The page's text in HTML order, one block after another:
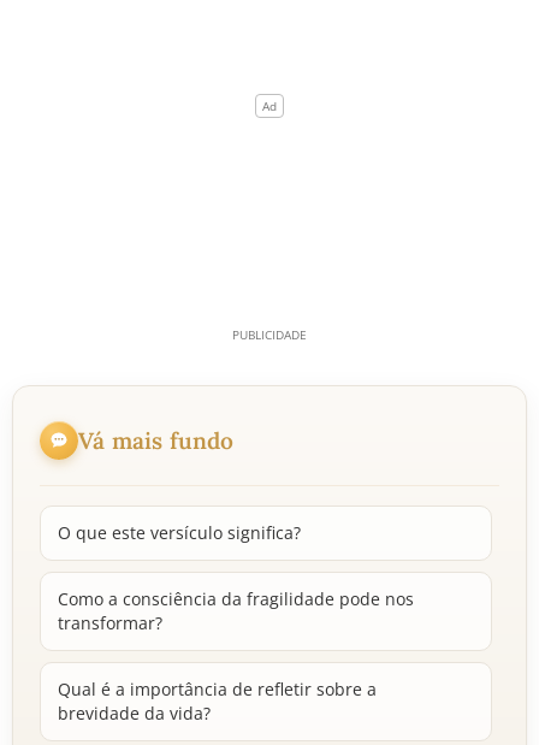
Vá mais fundo
O que este versículo significa?
Como a consciência da fragilidade pode nos
transformar?
Qual é a importância de refletir sobre a
brevidade da vida?